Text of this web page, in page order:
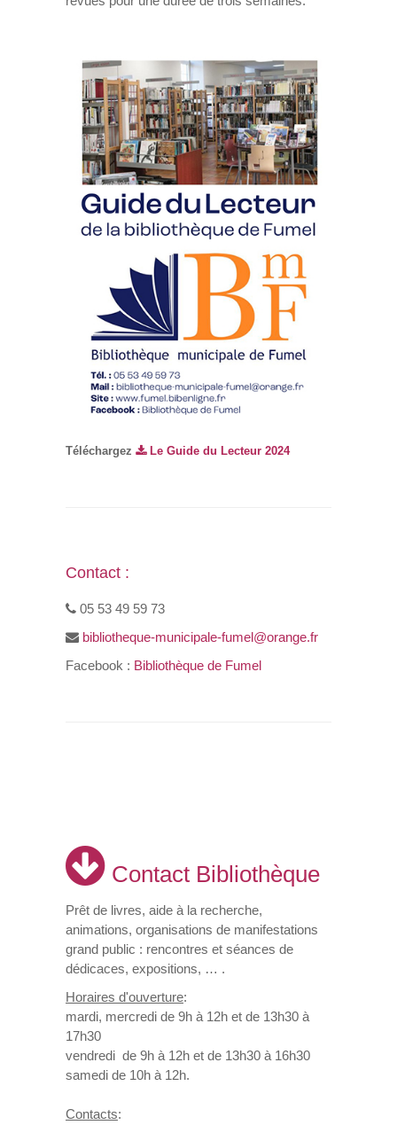
Téléchargez Le Guide du Lecteur 2024
Contact :
05 53 49 59 73
bibliotheque-municipale-fumel@orange.fr
Facebook : Bibliothèque de Fumel
Contact Bibliothèque
Prêt de livres, aide à la recherche,
animations, organisations de manifestations
grand public : rencontres et séances de
dédicaces, expositions, … .
Horaires d'ouverture:
mardi, mercredi de 9h à 12h et de 13h30 à
17h30
vendredi de 9h à 12h et de 13h30 à 16h30
samedi de 10h à 12h.
Contacts: